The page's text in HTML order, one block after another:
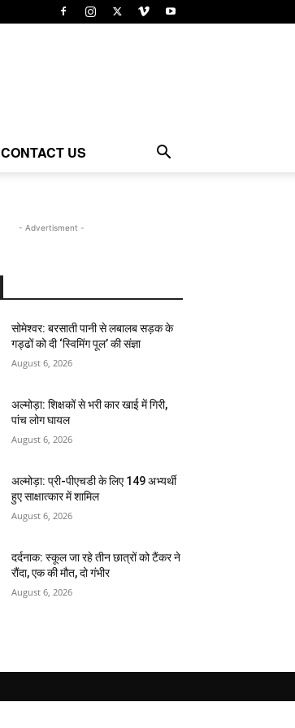
CONTACT US
- Advertisment -
सोमेश्वर: बरसाती पानी से लबालब सड़क के
गड्ढों को दी ‘स्विमिंग पूल’ की संज्ञा
August 6, 2026
अल्मोड़ा: शिक्षकों से भरी कार खाई में गिरी,
पांच लोग घायल
August 6, 2026
अल्मोड़ा: प्री-पीएचडी के लिए 149 अभ्यर्थी
हुए साक्षात्कार में शामिल
August 6, 2026
दर्दनाक: स्कूल जा रहे तीन छात्रों को टैंकर ने
रौंदा, एक की मौत, दो गंभीर
August 6, 2026